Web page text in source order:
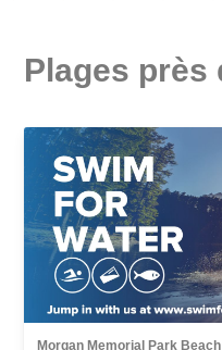
Plages près
Morgan Memorial Park Beach